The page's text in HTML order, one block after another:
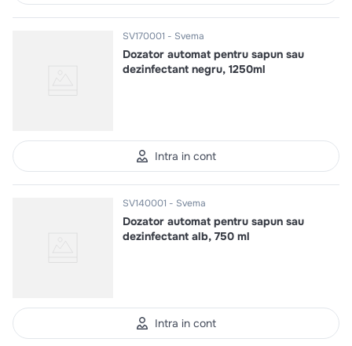
SV170001 Svema
Dozator automat pentru sapun sau
dezinfectant negru, 1250ml
Intra in cont
SV140001 Svema
Dozator automat pentru sapun sau
dezinfectant alb, 750 ml
Intra in cont